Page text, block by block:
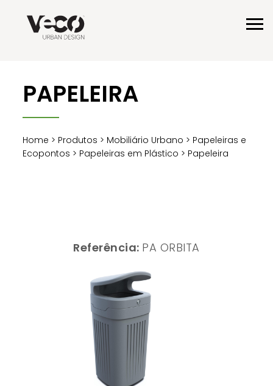
PAPELEIRA
Home > Produtos > Mobiliário Urbano > Papeleiras e
Ecopontos > Papeleiras em Plástico > Papeleira
Referência: PA ORBITA